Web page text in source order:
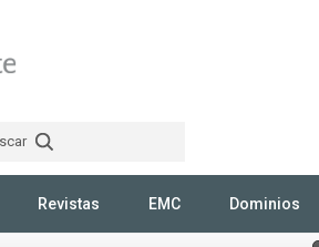
Revistas EMC Dominios